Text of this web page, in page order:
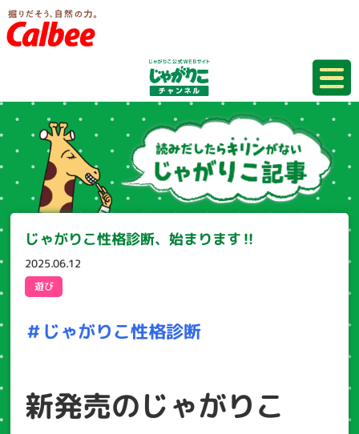
じゃがりこ性格診断、始まります‼
2025.06.12
遊び
＃じゃがりこ性格診断
新発売のじゃがりこ